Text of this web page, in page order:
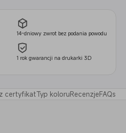
14-dniowy zwrot bez podania powodu
1 rok gwarancji na drukarki 3D
certyfikatTyp koloruRecenzjeFAQs